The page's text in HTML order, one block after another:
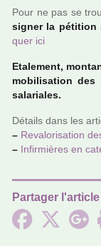
Pour ne pas se
signer la péti­tion
quer ici
Etalement,
mobi­li­sa­tion des
sala­ria­les.
Détails dans les
– Revalorisation
– Infirmières en
Partager l'article